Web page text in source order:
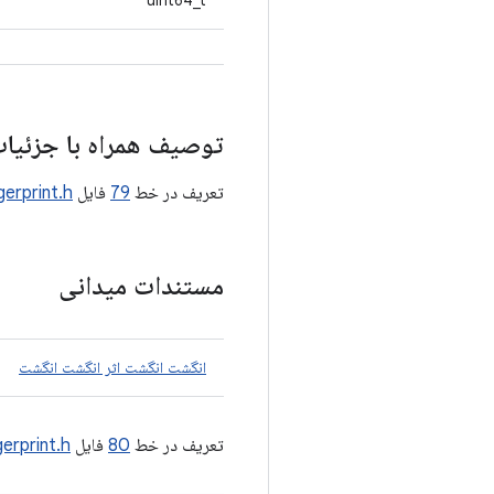
توصیف همراه با
تعریف در خط 79 فایل
مستندات میدانی
انگشت انگشت اثر انگشت انگشت
تعریف در خط 80 فایل